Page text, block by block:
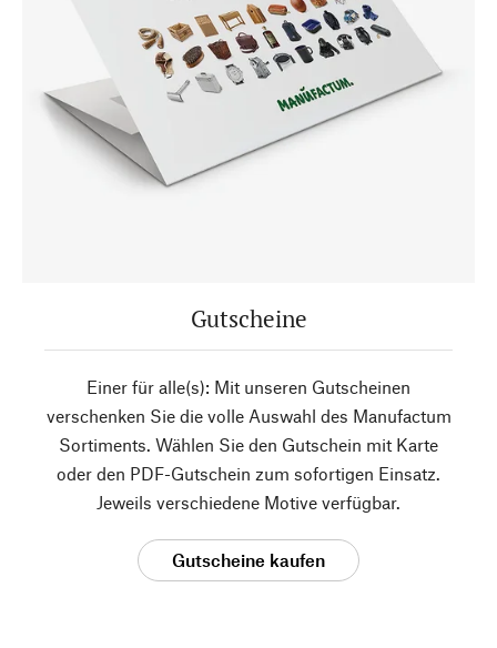
Gutscheine
Einer für alle(s): Mit unseren Gutscheinen
verschenken Sie die volle Auswahl des Manufactum
Sortiments. Wählen Sie den Gutschein mit Karte
oder den PDF-Gutschein zum sofortigen Einsatz.
Jeweils verschiedene Motive verfügbar.
Gutscheine kaufen